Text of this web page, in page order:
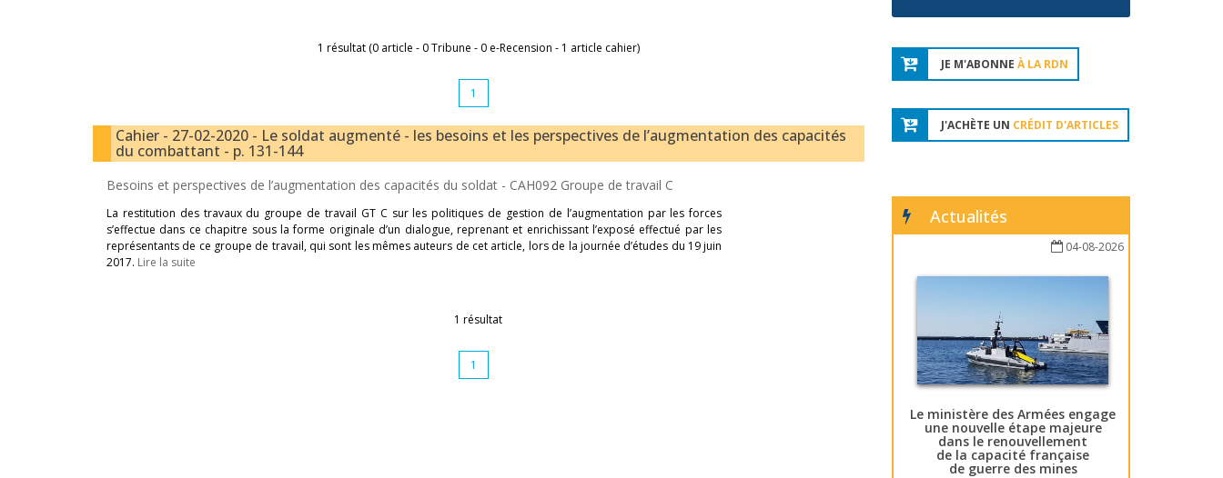
1 résultat (0 article - 0 Tribune - 0 e-Recension - 1 article cahier)
1
Cahier - 27-02-2020 - Le soldat augmenté - les besoins et les perspectives de l’augmentation des capacités
du combattant - p. 131-144
Besoins et perspectives de l’augmentation des capacités du soldat - CAH092 Groupe de travail C
La restitution des travaux du groupe de travail GT C sur les politiques de gestion de l’augmentation par les forces
s’effectue dans ce chapitre sous la forme originale d’un dialogue, reprenant et enrichissant l’exposé effectué par les
représentants de ce groupe de travail, qui sont les mêmes auteurs de cet article, lors de la journée d’études du 19 juin
2017. Lire la suite
1 résultat
1
JE M'ABONNE À LA RDN
J'ACHÈTE UN CRÉDIT D'ARTICLES
Actualités
04-08-2026
Le ministère des Armées engage
une nouvelle étape majeure
dans le renouvellement
de la capacité française
de guerre des mines